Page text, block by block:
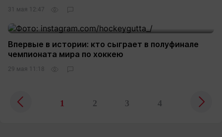
31 мая 12:47
Впервые в истории: кто сыграет в полуфинале
чемпионата мира по хоккею
29 мая 11:18
1 2 3 4